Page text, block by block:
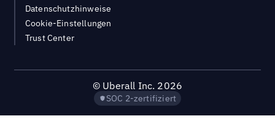
Datenschutzhinweise
Cookie-Einstellungen
Trust Center
© Uberall Inc. 2026
SOC 2-zertifiziert